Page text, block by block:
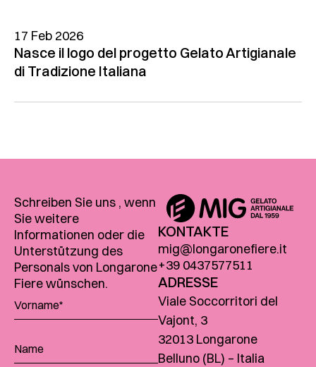
17 Feb 2026
Nasce il logo del progetto Gelato Artigianale
di Tradizione Italiana
Schreiben Sie uns , wenn
Sie weitere
Informationen oder die
Unterstützung des
Personals von Longarone
Fiere wünschen.
KONTAKTE
mig@longaronefiere.it
+39 0437577511
ADRESSE
Viale Soccorritori del
Vajont, 3
32013 Longarone
Belluno (BL) – Italia